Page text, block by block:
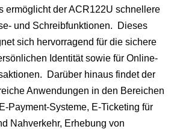
ermöglicht der ACR122U schnellere
und Schreibfunktionen. Dieses
sich hervorragend für die sichere
Identität sowie für Online-
Darüber hinaus findet der
Anwendungen in den Bereichen
Payment-Systeme, E-Ticketing für
Nahverkehr, Erhebung von